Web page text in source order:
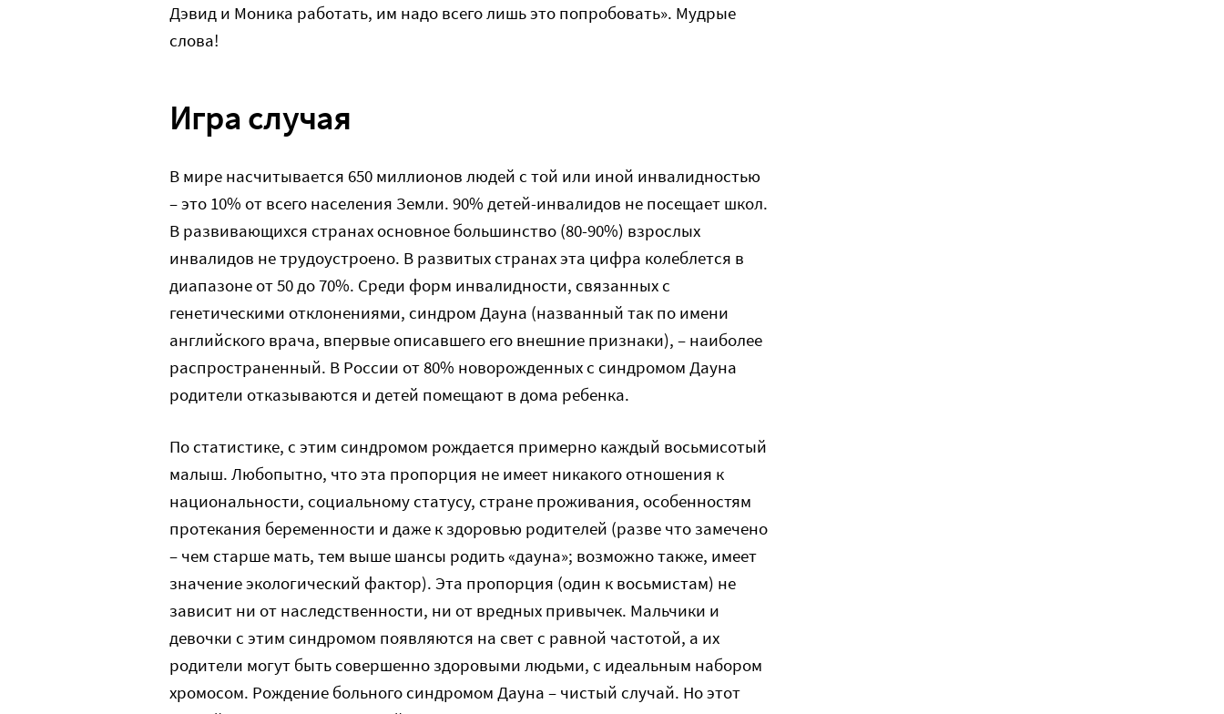
Дэвид и Моника работать, им надо всего лишь это попробовать». Мудрые
слова!
Игра случая
В мире насчитывается 650 миллионов людей с той или иной инвалидностью
– это 10% от всего населения Земли. 90% детей-инвалидов не посещает школ.
В развивающихся странах основное большинство (80-90%) взрослых
инвалидов не трудоустроено. В развитых странах эта цифра колеблется в
диапазоне от 50 до 70%. Среди форм инвалидности, связанных с
генетическими отклонениями, синдром Дауна (названный так по имени
английского врача, впервые описавшего его внешние признаки), – наиболее
распространенный. В России от 80% новорожденных с синдромом Дауна
родители отказываются и детей помещают в дома ребенка.
По статистике, с этим синдромом рождается примерно каждый восьмисотый
малыш. Любопытно, что эта пропорция не имеет никакого отношения к
национальности, социальному статусу, стране проживания, особенностям
протекания беременности и даже к здоровью родителей (разве что замечено
– чем старше мать, тем выше шансы родить «дауна»; возможно также, имеет
значение экологический фактор). Эта пропорция (один к восьмистам) не
зависит ни от наследственности, ни от вредных привычек. Мальчики и
девочки с этим синдромом появляются на свет с равной частотой, а их
родители могут быть совершенно здоровыми людьми, с идеальным набором
хромосом. Рождение больного синдромом Дауна – чистый случай. Но этот